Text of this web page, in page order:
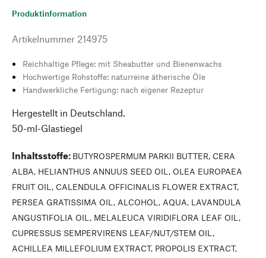
Produktinformation
Artikelnummer 214975
Reichhaltige Pflege: mit Sheabutter und Bienenwachs
Hochwertige Rohstoffe: naturreine ätherische Öle
Handwerkliche Fertigung: nach eigener Rezeptur
Hergestellt in Deutschland.
50-ml-Glastiegel
Inhaltsstoffe: BUTYROSPERMUM PARKII BUTTER, CERA
ALBA, HELIANTHUS ANNUUS SEED OIL, OLEA EUROPAEA
FRUIT OIL, CALENDULA OFFICINALIS FLOWER EXTRACT,
PERSEA GRATISSIMA OIL, ALCOHOL, AQUA, LAVANDULA
ANGUSTIFOLIA OIL, MELALEUCA VIRIDIFLORA LEAF OIL,
CUPRESSUS SEMPERVIRENS LEAF/NUT/STEM OIL,
ACHILLEA MILLEFOLIUM EXTRACT, PROPOLIS EXTRACT,